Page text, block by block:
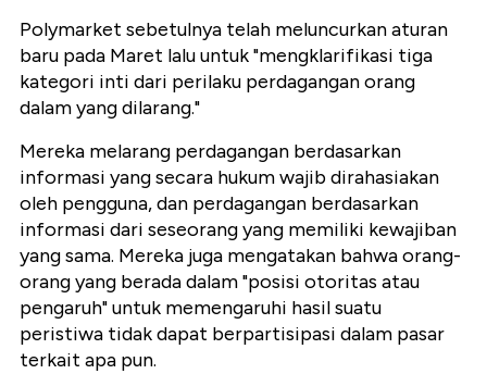
Polymarket sebetulnya telah meluncurkan aturan
baru pada Maret lalu untuk "mengklarifikasi tiga
kategori inti dari perilaku perdagangan orang
dalam yang dilarang."
Mereka melarang perdagangan berdasarkan
informasi yang secara hukum wajib dirahasiakan
oleh pengguna, dan perdagangan berdasarkan
informasi dari seseorang yang memiliki kewajiban
yang sama. Mereka juga mengatakan bahwa orang-
orang yang berada dalam "posisi otoritas atau
pengaruh" untuk memengaruhi hasil suatu
peristiwa tidak dapat berpartisipasi dalam pasar
terkait apa pun.